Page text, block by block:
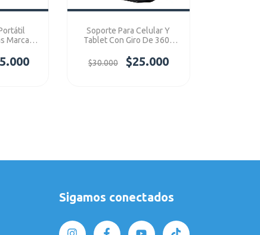
Marcas
Soporte Para Celular Y
Tablet Con Giro De 360º
Iphone Ref: S955
$30.000 $25.000
Sigamos conectados